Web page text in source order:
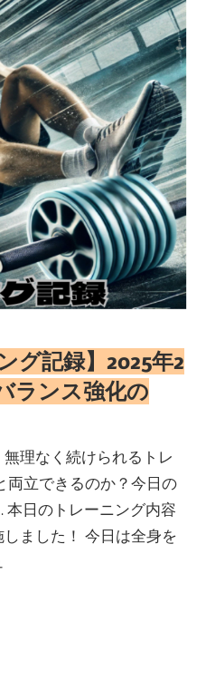
グ記録】2025年2
ランス強化の
理なく続けられるトレ
両立できるのか？今日の
本日のトレーニング内容
ました！ 今日は全身を